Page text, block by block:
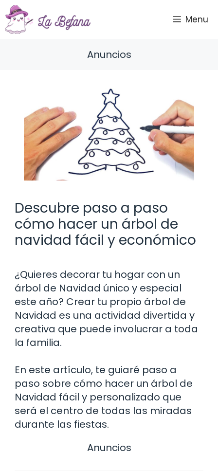
Saltar
al
contenido
Menu
Anuncios
Descubre paso a paso
cómo hacer un árbol de
navidad fácil y económico
¿Quieres decorar tu hogar con un
árbol de Navidad único y especial
este año? Crear tu propio árbol de
Navidad es una actividad divertida y
creativa que puede involucrar a toda
la familia.
En este artículo, te guiaré paso a
paso sobre cómo hacer un árbol de
Navidad fácil y personalizado que
será el centro de todas las miradas
durante las fiestas.
Anuncios